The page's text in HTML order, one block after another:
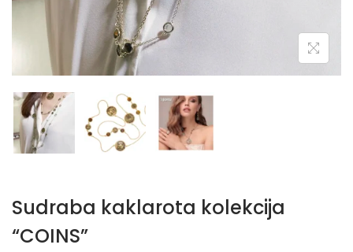
Sudraba kaklarota kolekcija
“COINS”